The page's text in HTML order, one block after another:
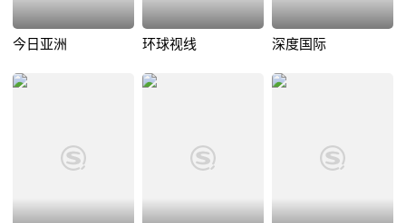
今日亚洲 环球视线 深度国际